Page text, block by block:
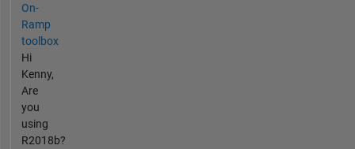
On-
Ramp
toolbox
Hi
Kenny,
Are
you
using
R2018b?